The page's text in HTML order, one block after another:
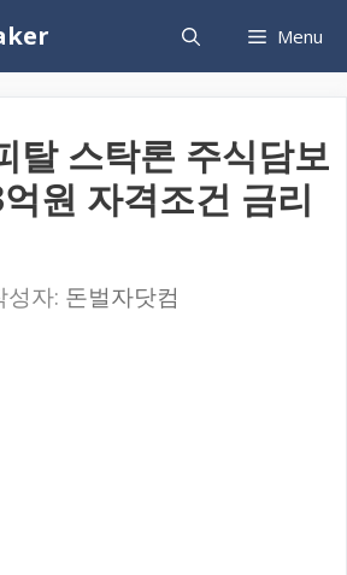
Menu
탈 스탁론 주식담보
원 자격조건 금리
성자: 돈벌자닷컴